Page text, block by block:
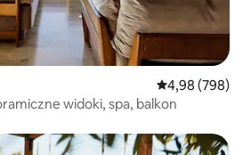
Średnia
4,98 (798)
widoki, spa, balkon